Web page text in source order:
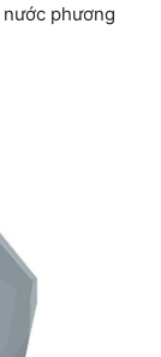
phương